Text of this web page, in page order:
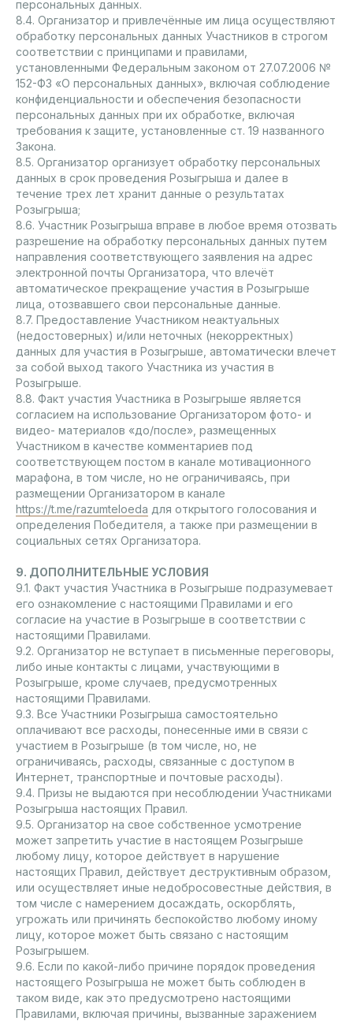
персональных данных.
8.4. Организатор и привлечённые им лица осуществляют
обработку персональных данных Участников в строгом
соответствии с принципами и правилами,
установленными Федеральным законом от 27.07.2006 №
152-ФЗ «О персональных данных», включая соблюдение
конфиденциальности и обеспечения безопасности
персональных данных при их обработке, включая
требования к защите, установленные ст. 19 названного
Закона.
8.5. Организатор организует обработку персональных
данных в срок проведения Розыгрыша и далее в
течение трех лет хранит данные о результатах
Розыгрыша;
8.6. Участник Розыгрыша вправе в любое время отозвать
разрешение на обработку персональных данных путем
направления соответствующего заявления на адрес
электронной почты Организатора, что влечёт
автоматическое прекращение участия в Розыгрыше
лица, отозвавшего свои персональные данные.
8.7. Предоставление Участником неактуальных
(недостоверных) и/или неточных (некорректных)
данных для участия в Розыгрыше, автоматически влечет
за собой выход такого Участника из участия в
Розыгрыше.
8.8. Факт участия Участника в Розыгрыше является
согласием на использование Организатором фото- и
видео- материалов «до/после», размещенных
Участником в качестве комментариев под
соответствующем постом в канале мотивационного
марафона, в том числе, но не ограничиваясь, при
размещении Организатором в канале
https://t.me/razumteloeda для открытого голосования и
определения Победителя, а также при размещении в
социальных сетях Организатора.
9. ДОПОЛНИТЕЛЬНЫЕ УСЛОВИЯ
9.1. Факт участия Участника в Розыгрыше подразумевает
его ознакомление с настоящими Правилами и его
согласие на участие в Розыгрыше в соответствии с
настоящими Правилами.
9.2. Организатор не вступает в письменные переговоры,
либо иные контакты с лицами, участвующими в
Розыгрыше, кроме случаев, предусмотренных
настоящими Правилами.
9.3. Все Участники Розыгрыша самостоятельно
оплачивают все расходы, понесенные ими в связи с
участием в Розыгрыше (в том числе, но, не
ограничиваясь, расходы, связанные с доступом в
Интернет, транспортные и почтовые расходы).
9.4. Призы не выдаются при несоблюдении Участниками
Розыгрыша настоящих Правил.
9.5. Организатор на свое собственное усмотрение
может запретить участие в настоящем Розыгрыше
любому лицу, которое действует в нарушение
настоящих Правил, действует деструктивным образом,
или осуществляет иные недобросовестные действия, в
том числе с намерением досаждать, оскорблять,
угрожать или причинять беспокойство любому иному
лицу, которое может быть связано с настоящим
Розыгрышем.
9.6. Если по какой-либо причине порядок проведения
настоящего Розыгрыша не может быть соблюден в
таком виде, как это предусмотрено настоящими
Правилами, включая причины, вызванные заражением